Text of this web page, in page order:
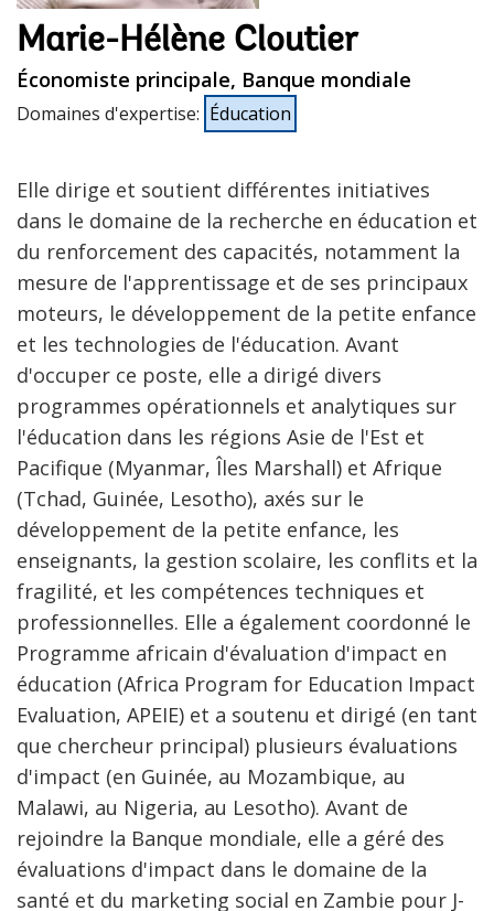
Marie-Hélène Cloutier
Économiste principale, Banque mondiale
Domaines d'expertise: Éducation
Elle dirige et soutient différentes initiatives
dans le domaine de la recherche en éducation et
du renforcement des capacités, notamment la
mesure de l'apprentissage et de ses principaux
moteurs, le développement de la petite enfance
et les technologies de l'éducation. Avant
d'occuper ce poste, elle a dirigé divers
programmes opérationnels et analytiques sur
l'éducation dans les régions Asie de l'Est et
Pacifique (Myanmar, Îles Marshall) et Afrique
(Tchad, Guinée, Lesotho), axés sur le
développement de la petite enfance, les
enseignants, la gestion scolaire, les conflits et la
fragilité, et les compétences techniques et
professionnelles. Elle a également coordonné le
Programme africain d'évaluation d'impact en
éducation (Africa Program for Education Impact
Evaluation, APEIE) et a soutenu et dirigé (en tant
que chercheur principal) plusieurs évaluations
d'impact (en Guinée, au Mozambique, au
Malawi, au Nigeria, au Lesotho). Avant de
rejoindre la Banque mondiale, elle a géré des
évaluations d'impact dans le domaine de la
santé et du marketing social en Zambie pour J-